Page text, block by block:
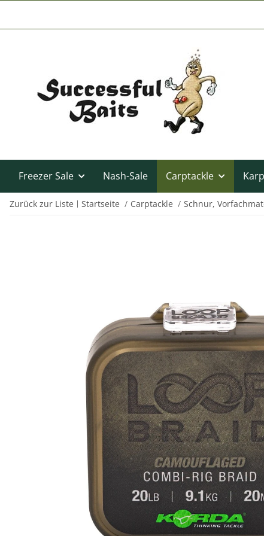
Freezer Sale Nash-Sale Carptackle
Zurück zur Liste Startseite Carptackle Schnur,